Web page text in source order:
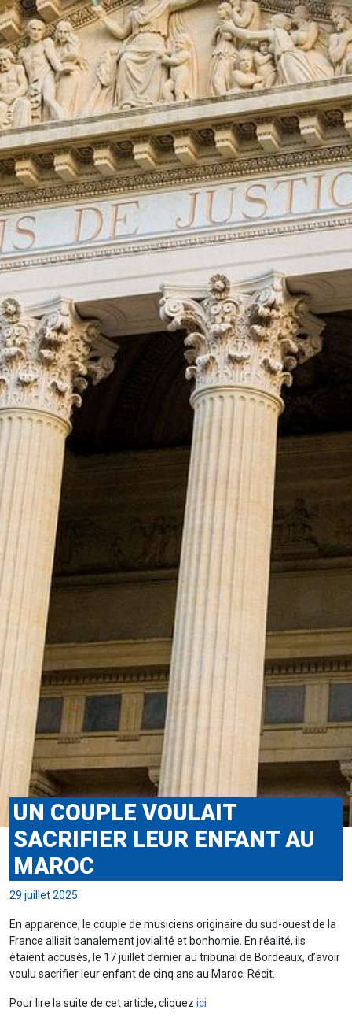
UN COUPLE VOULAIT
SACRIFIER LEUR ENFANT AU
MAROC
29 juillet 2025
En apparence, le couple de musiciens originaire du sud-ouest de la
France alliait banalement jovialité et bonhomie. En réalité, ils
étaient accusés, le 17 juillet dernier au tribunal de Bordeaux, d’avoir
voulu sacrifier leur enfant de cinq ans au Maroc. Récit.
Pour lire la suite de cet article, cliquez ici